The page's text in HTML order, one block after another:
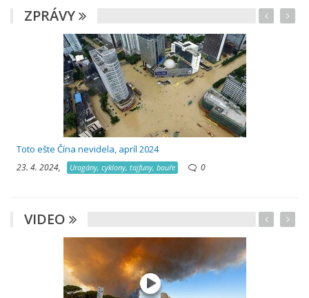
ZPRÁVY
Toto ešte Čína nevidela, apríl 2024
23. 4. 2024, Uragány, cyklony, tajfuny, bouře 0
VIDEO